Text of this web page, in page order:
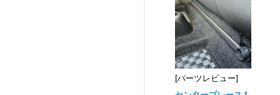
[パーツレビュー]